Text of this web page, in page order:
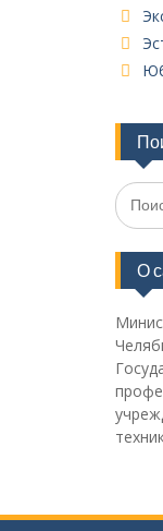
Поиск
по:
О